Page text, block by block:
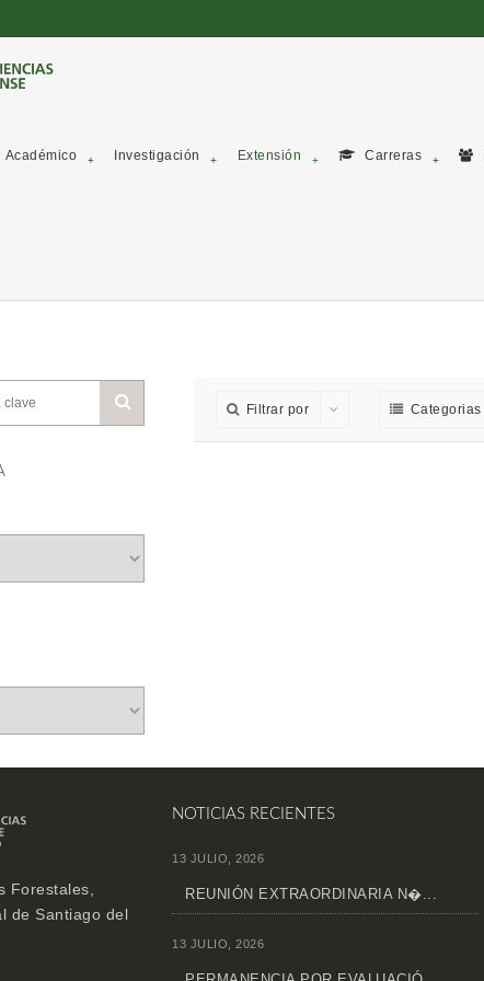
Académico Investigación Extensión Carreras
Filtrar por Categorias
Forestales,
de Santiago del
NOTICIAS RECIENTES
13 JULIO, 2026
REUNIÓN EXTRAORDINARIA N�...
13 JULIO, 2026